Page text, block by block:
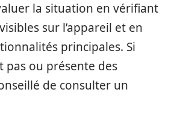
la situation en vérifiant
sur l’appareil et en
principales. Si
pas ou présente des
de consulter un